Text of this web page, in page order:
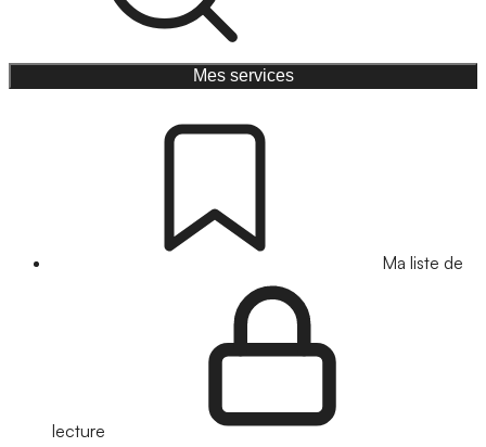
Mes services
Ma liste de
lecture